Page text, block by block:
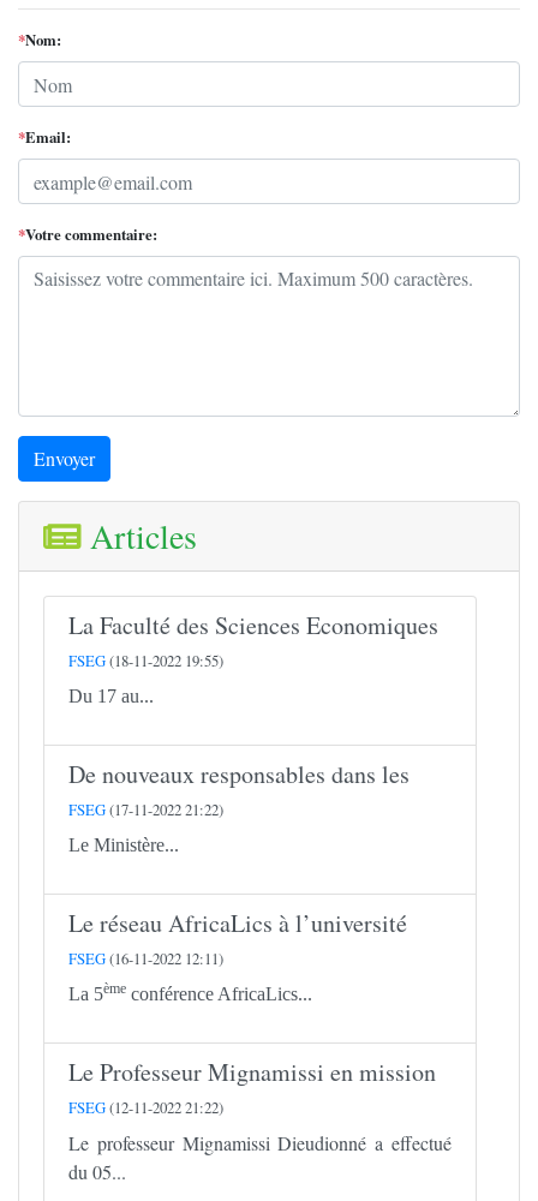
*Nom:
*Email:
*Votre commentaire:
Envoyer
Articles
La Faculté des Sciences Economiques
FSEG(18-11-2022 19:55)
Du 17 au...
De nouveaux responsables dans les
FSEG(17-11-2022 21:22)
Le Ministère...
Le réseau AfricaLics à l’université
FSEG(16-11-2022 12:11)
La 5ème conférence AfricaLics...
Le Professeur Mignamissi en mission
FSEG(12-11-2022 21:22)
Le professeur Mignamissi Dieudionné a effectué
du 05...